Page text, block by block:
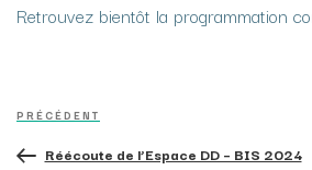
Retrouvez bientôt la programmation
de
l’article
Article
PRÉCÉDENT
Réécoute de l’Espace DD – BIS 2024